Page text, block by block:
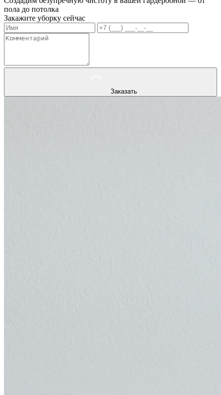
пола до потолка
Закажите уборку сейчас
Заказать